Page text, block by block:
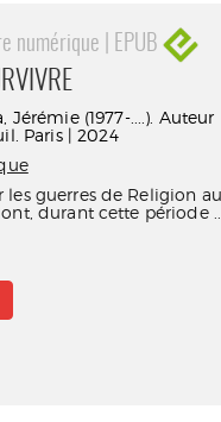
numérique | EPUB
Jérémie (1977-....). Auteur
Paris | 2024
les guerres de Religion
durant cette période ...